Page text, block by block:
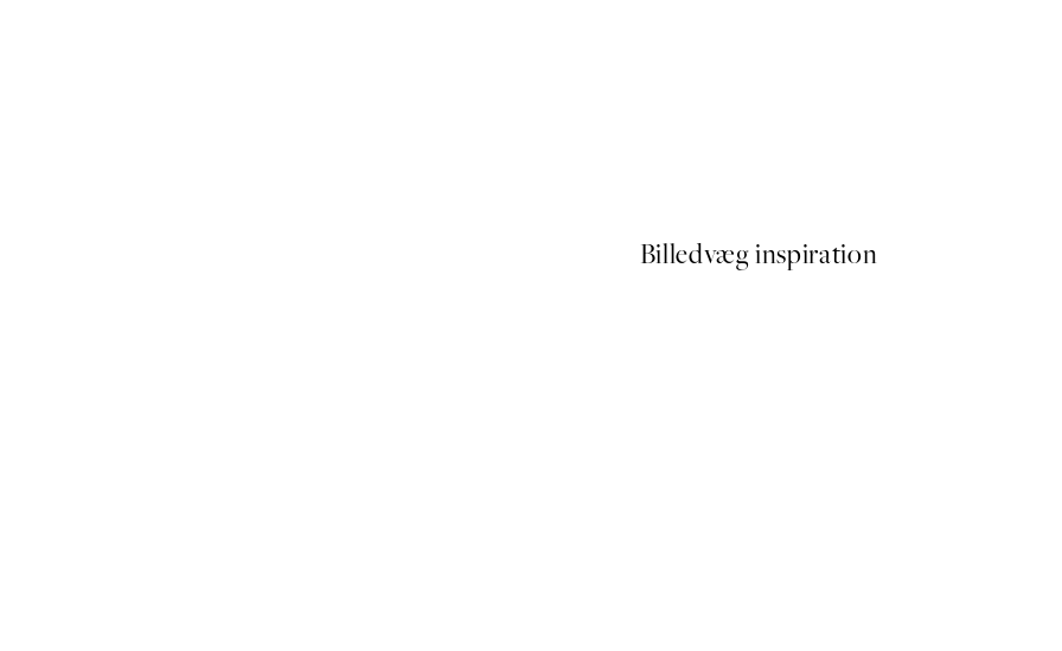
Billedvæg inspiration